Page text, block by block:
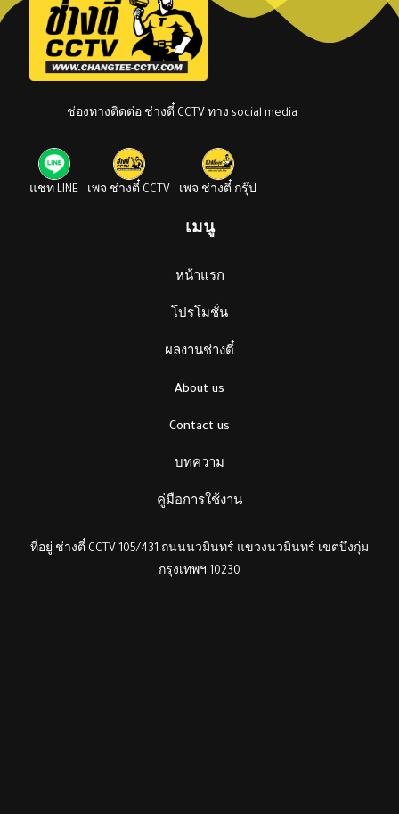
ช่องทางติดต่อ ช่างตี๋ CCTV ทาง social media
แชท LINE เพจ ช่างตี๋ CCTV เพจ ช่างตี๋ กรุ๊ป
เมนู
หน้าแรก
โปรโมชั่น
ผลงานช่างตี๋
About us
Contact us
บทความ
คู่มือการใช้งาน
ที่อยู่ ช่างตี๋ CCTV 105/431 ถนนนวมินทร์ แขวงนวมินทร์ เขตบึงกุ่ม
กรุงเทพฯ 10230